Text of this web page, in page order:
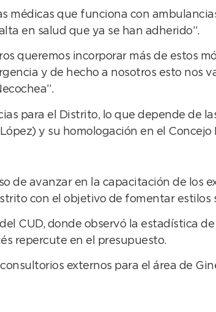
médicas que funciona con
en salud que ya se han adherido”.
queremos incorporar más de estos
y de hecho a nosotros esto nos
para el Distrito, lo que depende de
y su homologación en el Concejo
de avanzar en la capacitación de los
con el objetivo de fomentar estilos
CUD, donde observó la estadística
repercute en el presupuesto.
externos para el área de